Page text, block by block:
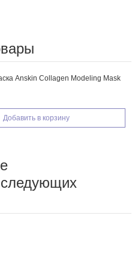
Anskin Collagen Modeling Mask
Добавить в корзину